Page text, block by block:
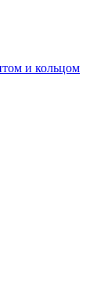
и кольцом